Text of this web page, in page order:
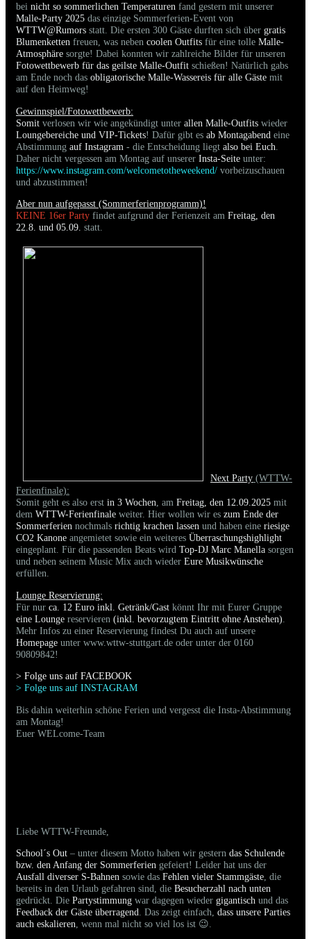
bei nicht so sommerlichen Temperaturen fand gestern mit unserer
Malle-Party 2025 das einzige Sommerferien-Event von
WTTW@Rumors statt. Die ersten 300 Gäste durften sich über gratis
Blumenketten freuen, was neben coolen Outfits für eine tolle Malle-
Atmosphäre sorgte! Dabei konnten wir zahlreiche Bilder für unseren
Fotowettbewerb für das geilste Malle-Outfit schießen! Natürlich gabs
am Ende noch das obligatorische Malle-Wassereis für alle Gäste mit
auf den Heimweg!
Gewinnspiel/Fotowettbewerb:
Somit verlosen wir wie angekündigt unter allen Malle-Outfits wieder
Loungebereiche und VIP-Tickets! Dafür gibt es ab Montagabend eine
Abstimmung auf Instagram - die Entscheidung liegt also bei Euch
Daher nicht vergessen am Montag auf unserer Insta-Seite unter:
https://www.instagram.com/welcometotheweekend/ vorbeizuschauen
und abzustimmen!
Aber nun aufgepasst (Sommerferienprogramm)!
KEINE 16er Party findet aufgrund der Ferienzeit am Freitag, den
22.8. und 05.09. statt.
Next Party (WTTW-
Ferienfinale):
Somit geht es also erst in 3 Wochen, am Freitag, den 12.09.2025 mit
dem WTTW-Ferienfinale weiter. Hier wollen wir es zum Ende der
Sommerferien nochmals richtig krachen lassen und haben eine riesige
CO2 Kanone angemietet sowie ein weiteres Überraschungshighlight
eingeplant. Für die passenden Beats wird Top-DJ Marc Manella sorgen
und neben seinem Music Mix auch wieder Eure Musikwünsche
erfüllen.
Lounge Reservierung:
Für nur ca. 12 Euro inkl. Getränk/Gast könnt Ihr mit Eurer Gruppe
eine Lounge reservieren (inkl. bevorzugtem Eintritt ohne Anstehen)
Mehr Infos zu einer Reservierung findest Du auch auf unsere
Homepage unter www.wttw-stuttgart.de oder unter der 0160
90809842!
> Folge uns auf FACEBOOK
> Folge uns auf INSTAGRAM
Bis dahin weiterhin schöne Ferien und vergesst die Insta-Abstimmung
am Montag!
Euer WELcome-Team
Liebe WTTW-Freunde,
School´s Out – unter diesem Motto haben wir gestern das Schulende
bzw. den Anfang der Sommerferien gefeiert! Leider hat uns der
Ausfall diverser S-Bahnen sowie das Fehlen vieler Stammgäste , die
bereits in den Urlaub gefahren sind, die Besucherzahl nach unten
gedrückt. Die Partystimmung war dagegen wieder gigantisch und das
Feedback der Gäste überragend . Das zeigt einfach, dass unsere Parties
auch eskalieren , wenn mal nicht so viel los ist 😉.